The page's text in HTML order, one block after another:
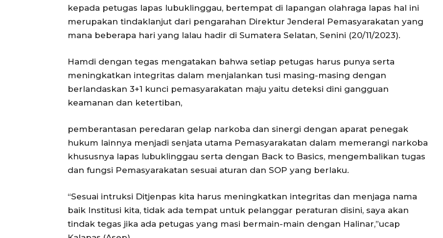
kepada petugas lapas lubuklinggau, bertempat di lapangan olahraga lapas hal ini
merupakan tindaklanjut dari pengarahan Direktur Jenderal Pemasyarakatan yang
mana beberapa hari yang lalau hadir di Sumatera Selatan, Senini (20/11/2023).
Hamdi dengan tegas mengatakan bahwa setiap petugas harus punya serta
meningkatkan integritas dalam menjalankan tusi masing-masing dengan
berlandaskan 3+1 kunci pemasyarakatan maju yaitu deteksi dini gangguan
keamanan dan ketertiban,
pemberantasan peredaran gelap narkoba dan sinergi dengan aparat penegak
hukum lainnya menjadi senjata utama Pemasyarakatan dalam memerangi narkoba
khususnya lapas lubuklinggau serta dengan Back to Basics, mengembalikan tugas
dan fungsi Pemasyarakatan sesuai aturan dan SOP yang berlaku.
“Sesuai intruksi Ditjenpas kita harus meningkatkan integritas dan menjaga nama
baik Institusi kita, tidak ada tempat untuk pelanggar peraturan disini, saya akan
tindak tegas jika ada petugas yang masi bermain-main dengan Halinar,”ucap